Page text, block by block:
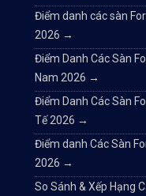
Điểm danh các sàn
2026 →
Điểm Danh Các Sàn
Nam 2026 →
Điểm Danh Các Sàn
Tế 2026 →
Điểm danh Các Sàn
2026 →
So Sánh & Xếp Hạng